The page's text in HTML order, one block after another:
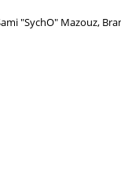
"SychO" Mazouz,